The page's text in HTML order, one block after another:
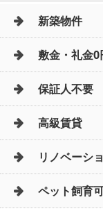
新築物件
敷金・礼金0
保証人不要
高級賃貸
リノベーシ
ペット飼育